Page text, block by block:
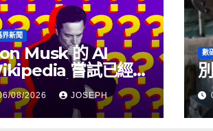
界新聞
Musk 的 AI
嘗試已經幾
沒有更新了
08/2026 JOSEPH
數